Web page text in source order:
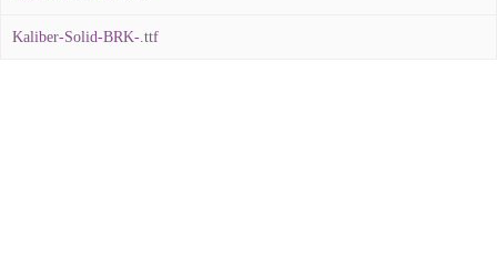
Kaliber-Solid-BRK-.ttf